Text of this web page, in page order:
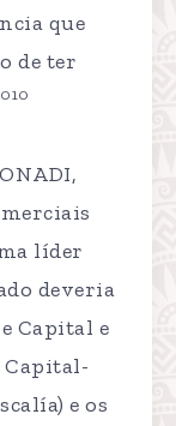
que
de ter
líder
deveria
Capital e
Capital-
e os